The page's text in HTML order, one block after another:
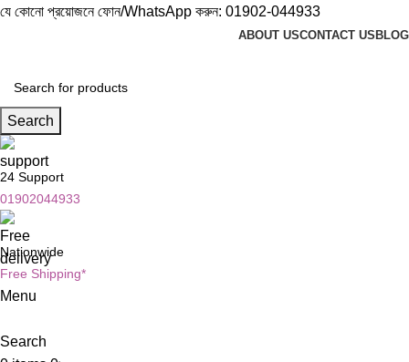
যে কোনো প্রয়োজনে ফোন/WhatsApp করুন: 01902-044933
ABOUT USCONTACT US BLOG
Search
24 Support
01902044933
Nationwide
Free Shipping*
Menu
Search